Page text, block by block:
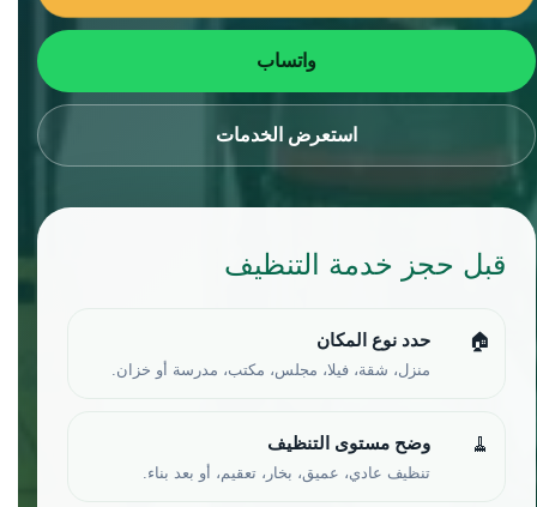
واتساب
استعرض الخدمات
قبل حجز خدمة التنظيف
🏠 حدد نوع المكان
منزل، شقة، فيلا، مجلس، مكتب، مدرسة أو خزان.
🧹 وضح مستوى التنظيف
تنظيف عادي، عميق، بخار، تعقيم، أو بعد بناء.